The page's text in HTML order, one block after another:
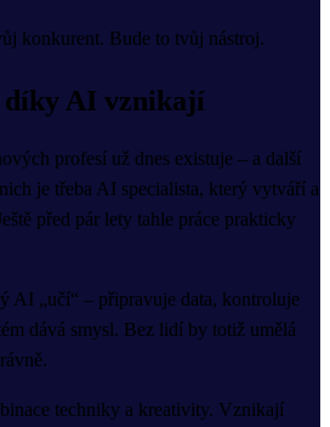
konkurent. Bude to tvůj nástroj.
díky AI vznikají
profesí už dnes existuje – a další
je třeba AI specialista, který vytváří a
před pár lety tahle práce prakticky
AI „učí“ – připravuje data, kontroluje
dává smysl. Bez lidí by totiž umělá
techniky a kreativity. Vznikají